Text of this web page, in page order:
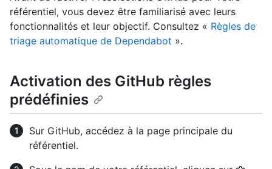
référentiel, vous devez être familiarisé avec leurs
fonctionnalités et leur objectif. Consultez « Règles de
triage automatique de Dependabot ».
Activation des GitHub règles
prédéfinies
Sur GitHub, accédez à la page principale du
référentiel.